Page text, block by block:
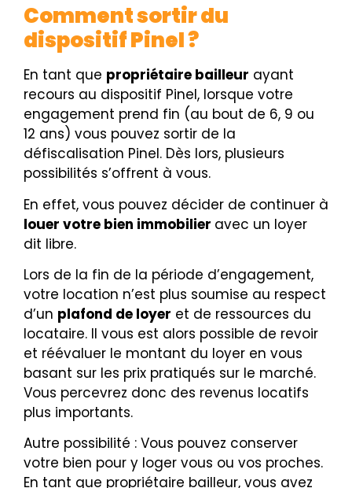
Comment sortir du
dispositif Pinel ?
En tant que propriétaire bailleur ayant
recours au dispositif Pinel, lorsque votre
engagement prend fin (au bout de 6, 9 ou
12 ans) vous pouvez sortir de la
défiscalisation Pinel. Dès lors, plusieurs
possibilités s’offrent à vous.
En effet, vous pouvez décider de continuer à
louer votre bien immobilier avec un loyer
dit libre.
Lors de la fin de la période d’engagement,
votre location n’est plus soumise au respect
d’un plafond de loyer et de ressources du
locataire. Il vous est alors possible de revoir
et réévaluer le montant du loyer en vous
basant sur les prix pratiqués sur le marché.
Vous percevrez donc des revenus locatifs
plus importants.
Autre possibilité : Vous pouvez conserver
votre bien pour y loger vous ou vos proches.
En tant que propriétaire bailleur, vous avez